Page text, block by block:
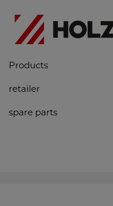
Products
retailer
spare parts